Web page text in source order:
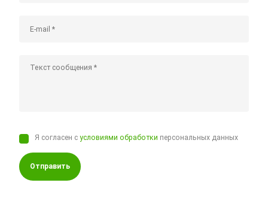
Я согласен сусловиями обработки персональных данных
Отправить